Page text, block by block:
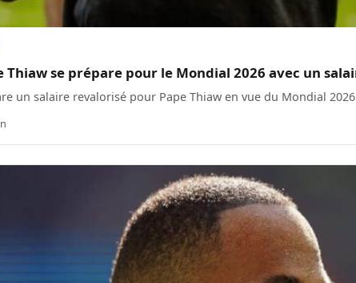
Thiaw se prépare pour le Mondial 2026 avec un
un salaire revalorisé pour Pape Thiaw en vue du Mondial